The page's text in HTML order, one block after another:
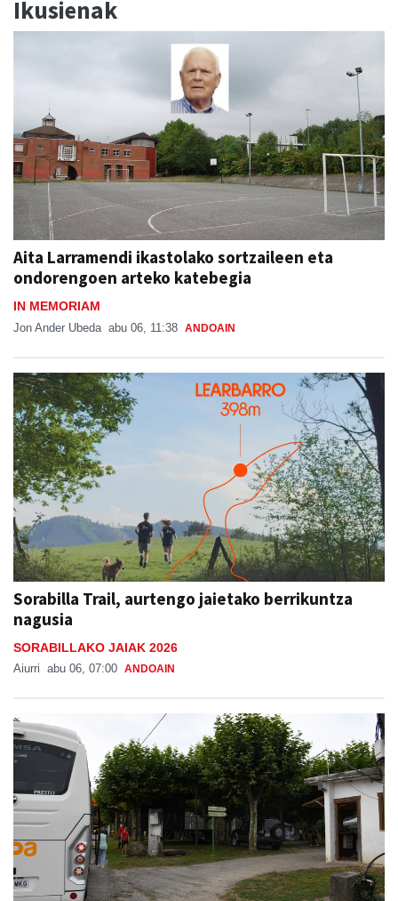
Ikusienak
Aita Larramendi ikastolako sortzaileen eta
ondorengoen arteko katebegia
IN MEMORIAM
Jon Ander Ubeda abu 06, 11:38 ANDOAIN
Sorabilla Trail, aurtengo jaietako berrikuntza
nagusia
SORABILLAKO JAIAK 2026
Aiurri abu 06, 07:00 ANDOAIN